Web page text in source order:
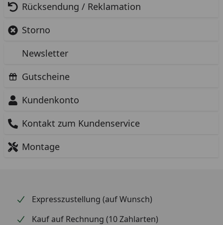
Rücksendung / Reklamation
Storno
Newsletter
Gutscheine
Kundenkonto
Kontakt zum Kundenservice
Montage
Expresszustellung (auf Wunsch)
Kauf auf Rechnung (10 Zahlarten)